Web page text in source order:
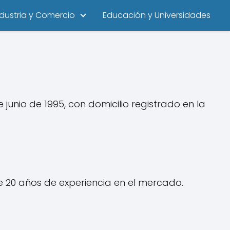
y Comercio Educación y Universidades
de 1995, con domicilio registrado en la
años de experiencia en el mercado.